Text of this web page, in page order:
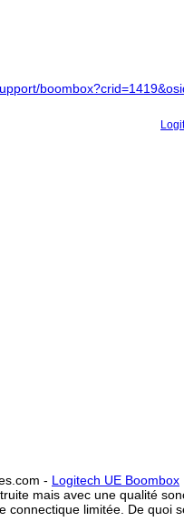
- Logitech UE Boombox
mais avec une qualité
connectique limitée. De quoi